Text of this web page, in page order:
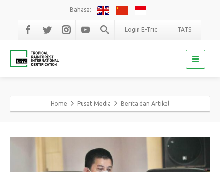
Bahasa:
Login E-Tric TATS
Home Pusat Media Berita dan Artikel